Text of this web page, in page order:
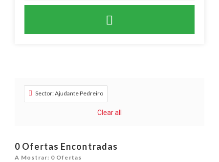
Sector: Ajudante Pedreiro
Clear all
0 Ofertas Encontradas
A Mostrar: 0 Ofertas